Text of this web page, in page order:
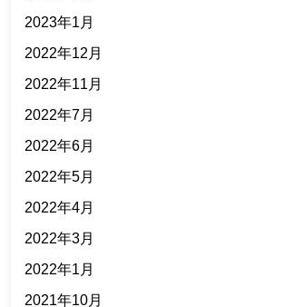
2023年1月
2022年12月
2022年11月
2022年7月
2022年6月
2022年5月
2022年4月
2022年3月
2022年1月
2021年10月